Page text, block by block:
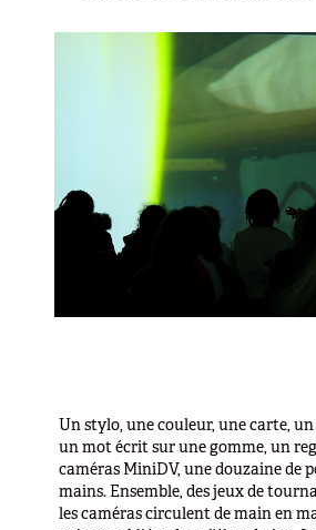
Un stylo, une couleur, une carte,
un mot écrit sur une gomme, un
caméras MiniDV, une douzaine de
mains.Ensemble, des jeux de
les caméras circulent de main en